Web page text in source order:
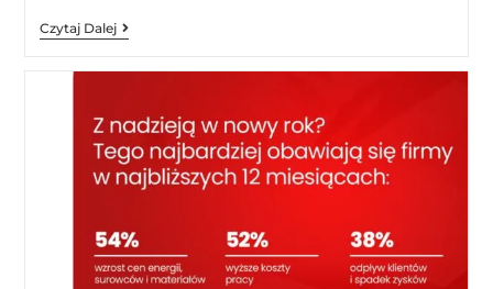
Czytaj Dalej